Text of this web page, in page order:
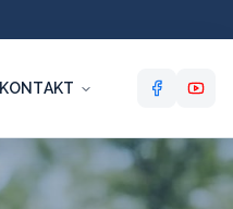
KONTAKT